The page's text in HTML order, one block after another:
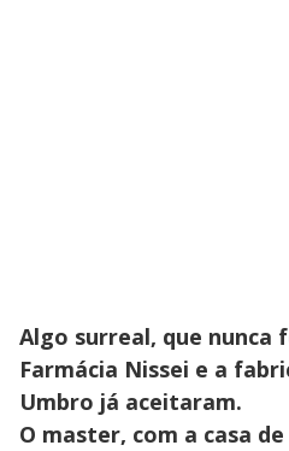
Algo surreal, que nunca
Farmácia Nissei e a
Umbro já aceitaram.
O master, com a casa